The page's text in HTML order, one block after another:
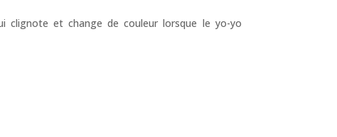
clignote et change de couleur lorsque le yo-yo